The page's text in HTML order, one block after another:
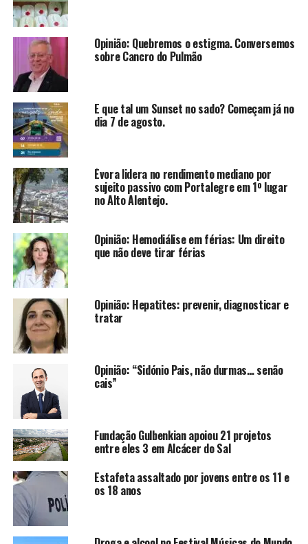
Opinião: Quebremos o estigma. Conversemos
sobre Cancro do Pulmão
E que tal um Sunset no sado? Começam já no
dia 7 de agosto.
Évora lidera no rendimento mediano por
sujeito passivo com Portalegre em 1º lugar
no Alto Alentejo.
Opinião: Hemodiálise em férias: Um direito
que não deve tirar férias
Opinião: Hepatites: prevenir, diagnosticar e
tratar
Opinião: “Sidónio Pais, não durmas… senão
cais”
Fundação Gulbenkian apoiou 21 projetos
entre eles 3 em Alcácer do Sal
Estafeta assaltado por jovens entre os 11 e
os 18 anos